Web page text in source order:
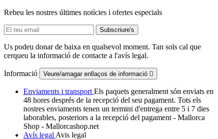
Rebeu les nostres últimes notícies i ofertes especials
Us podeu donar de baixa en qualsevol moment. Tan sols cal que
cerqueu la informació de contacte a l'avís legal.
Informació Veure/amagar enllaços de informació 
Enviaments i transport Els paquets generalment són enviats en
48 hores després de la recepció del seu pagament. Tots els
nostres enviaments tenen un termini d'entrega entre 5 i 7 dies
laborables, posteriors a la recepció del pagament - Mallorca
Shop - Mallorcashop.net
Avís legal Avis legal